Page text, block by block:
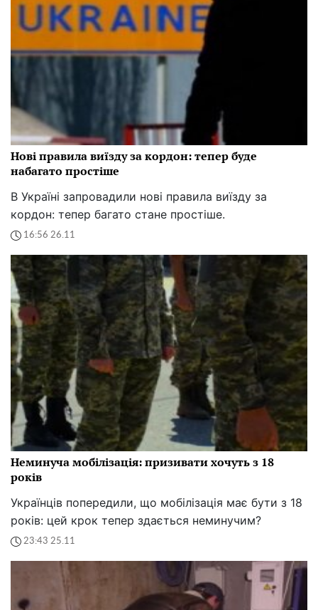
Нові правила виїзду за кордон: тепер буде
набагато простіше
В Україні запровадили нові правила виїзду за
кордон: тепер багато стане простіше.
16:56 26.11
Неминуча мобілізація: призивати хочуть з 18
років
Українців попередили, що мобілізація має бути з 18
років: цей крок тепер здається неминучим?
23:43 25.11